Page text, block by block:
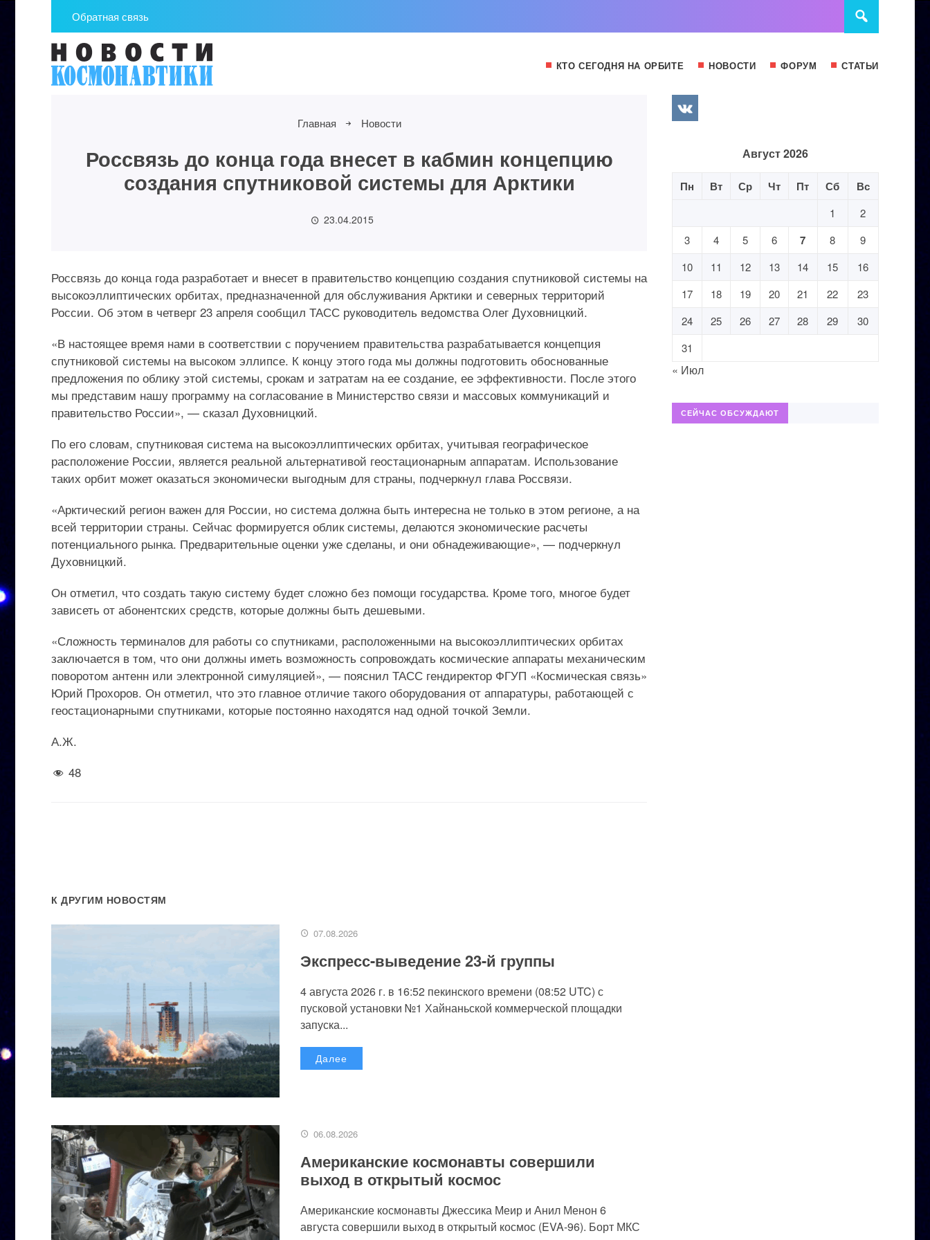
Обратная связь
КТО СЕГОДНЯ НА ОРБИТЕ НОВОСТИ ФОРУМ СТАТЬИ
Главная Новости
Россвязь до конца года внесет в кабмин концепцию
создания спутниковой системы для Арктики
23.04.2015
Россвязь до конца года разработает и внесет в правительство концепцию создания спутниковой системы на
высокоэллиптических орбитах, предназначенной для обслуживания Арктики и северных территорий
России. Об этом в четверг 23 апреля сообщил ТАСС руководитель ведомства Олег Духовницкий.
«В настоящее время нами в соответствии с поручением правительства разрабатывается концепция
спутниковой системы на высоком эллипсе. К концу этого года мы должны подготовить обоснованные
предложения по облику этой системы, срокам и затратам на ее создание, ее эффективности. После этого
мы представим нашу программу на согласование в Министерство связи и массовых коммуникаций и
правительство России», — сказал Духовницкий.
По его словам, спутниковая система на высокоэллиптических орбитах, учитывая географическое
расположение России, является реальной альтернативой геостационарным аппаратам. Использование
таких орбит может оказаться экономически выгодным для страны, подчеркнул глава Россвязи.
«Арктический регион важен для России, но система должна быть интересна не только в этом регионе, а на
всей территории страны. Сейчас формируется облик системы, делаются экономические расчеты
потенциального рынка. Предварительные оценки уже сделаны, и они обнадеживающие», — подчеркнул
Духовницкий.
Он отметил, что создать такую систему будет сложно без помощи государства. Кроме того, многое будет
зависеть от абонентских средств, которые должны быть дешевыми.
«Сложность терминалов для работы со спутниками, расположенными на высокоэллиптических орбитах
заключается в том, что они должны иметь возможность сопровождать космические аппараты механическим
поворотом антенн или электронной симуляцией», — пояснил ТАСС гендиректор ФГУП «Космическая связь»
Юрий Прохоров. Он отметил, что это главное отличие такого оборудования от аппаратуры, работающей с
геостационарными спутниками, которые постоянно находятся над одной точкой Земли.
А.Ж.
48
К ДРУГИМ НОВОСТЯМ
07.08.2026
Экспресс-выведение 23-й группы
4 августа 2026 г. в 16:52 пекинского времени (08:52 UTC) с
пусковой установки №1 Хайнаньской коммерческой площадки
запуска...
Далее
06.08.2026
Американские космонавты совершили
выход в открытый космос
Американские космонавты Джессика Меир и Анил Менон 6
августа совершили выход в открытый космос (EVA-96). Борт МКС
Август 2026
Пн Вт Ср Чт Пт Сб Вс
1
2
3
4 5 6 7 8
9
10
11 12 13 14 15
16
17
18 19 20 21 22
23
24
25 26 27 28 29
30
31
« Июл
СЕЙЧАС ОБСУЖДАЮТ